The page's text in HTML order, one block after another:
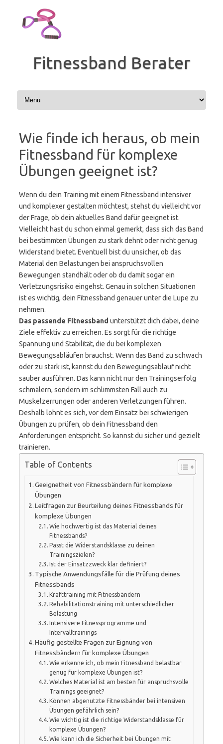
springen
Fitnessband Berater
Wie finde ich heraus, ob mein
Fitnessband für komplexe
Übungen geeignet ist?
Wenn du dein Training mit einem Fitnessband intensiver
und komplexer gestalten möchtest, stehst du vielleicht vor
der Frage, ob dein aktuelles Band dafür geeignet ist.
Vielleicht hast du schon einmal gemerkt, dass sich das Band
bei bestimmten Übungen zu stark dehnt oder nicht genug
Widerstand bietet. Eventuell bist du unsicher, ob das
Material den Belastungen bei anspruchsvollen
Bewegungen standhält oder ob du damit sogar ein
Verletzungsrisiko eingehst. Genau in solchen Situationen
ist es wichtig, dein Fitnessband genauer unter die Lupe zu
nehmen.
Das passende Fitnessband unterstützt dich dabei, deine
Ziele effektiv zu erreichen. Es sorgt für die richtige
Spannung und Stabilität, die du bei komplexen
Bewegungsabläufen brauchst. Wenn das Band zu schwach
oder zu stark ist, kannst du den Bewegungsablauf nicht
sauber ausführen. Das kann nicht nur den Trainingserfolg
schmälern, sondern im schlimmsten Fall auch zu
Muskelzerrungen oder anderen Verletzungen führen.
Deshalb lohnt es sich, vor dem Einsatz bei schwierigen
Übungen zu prüfen, ob dein Fitnessband den
Anforderungen entspricht. So kannst du sicher und gezielt
trainieren.
Table of Contents
Geeignetheit von Fitnessbändern für komplexe
Übungen
Leitfragen zur Beurteilung deines Fitnessbands für
komplexe Übungen
Wie hochwertig ist das Material deines
Fitnessbands?
Passt die Widerstandsklasse zu deinen
Trainingszielen?
Ist der Einsatzzweck klar definiert?
Typische Anwendungsfälle für die Prüfung deines
Fitnessbands
Krafttraining mit Fitnessbändern
Rehabilitationstraining mit unterschiedlicher
Belastung
Intensivere Fitnessprogramme und
Intervalltrainings
Häufig gestellte Fragen zur Eignung von
Fitnessbändern für komplexe Übungen
Wie erkenne ich, ob mein Fitnessband belastbar
genug für komplexe Übungen ist?
Welches Material ist am besten für anspruchsvolle
Trainings geeignet?
Können abgenutzte Fitnessbänder bei intensiven
Übungen gefährlich sein?
Wie wichtig ist die richtige Widerstandsklasse für
komplexe Übungen?
Wie kann ich die Sicherheit bei Übungen mit